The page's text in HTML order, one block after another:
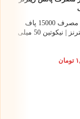
پاد یکبار مصرف 15000 پاف
پالس ریترنز | نیکوتین 50 میلی
تومان